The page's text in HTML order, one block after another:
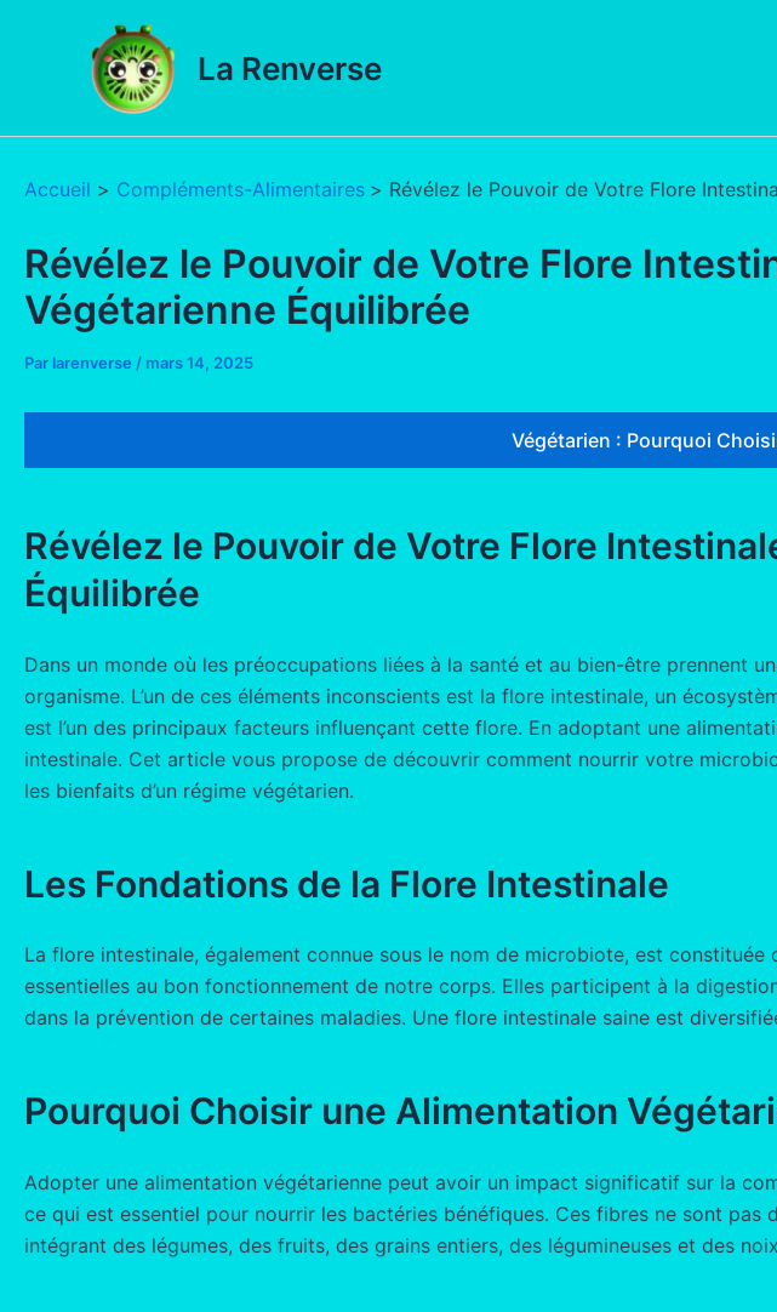
La Renverse
Accueil Compléments-Alimentaires Révélez le Pouvoir de Votre Flore
Révélez le Pouvoir de Votre Flore
Végétarienne Équilibrée
Par larenverse / mars 14, 2025
Végétarien : Pourquoi
Révélez le Pouvoir de Votre Flore
Équilibrée
Dans un monde où les préoccupations liées à la santé et au bien-être prennent
organisme. L’un de ces éléments inconscients est la flore intestinale, un
est l’un des principaux facteurs influençant cette flore. En adoptant une
intestinale. Cet article vous propose de découvrir comment nourrir votre
les bienfaits d’un régime végétarien.
Les Fondations de la Flore Intestinale
La flore intestinale, également connue sous le nom de microbiote, est
essentielles au bon fonctionnement de notre corps. Elles participent à la
dans la prévention de certaines maladies. Une flore intestinale saine est
Pourquoi Choisir une Alimentation
Adopter une alimentation végétarienne peut avoir un impact significatif sur la
ce qui est essentiel pour nourrir les bactéries bénéfiques. Ces fibres ne sont
intégrant des légumes, des fruits, des grains entiers, des légumineuses et des